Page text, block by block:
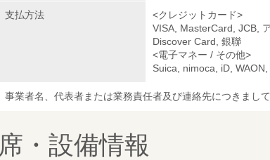
支払方法
<クレジットカード>
VISA, MasterCard, JCB,
Discover Card, 銀聯
<電子マネー / その他>
Suica, nimoca, iD,
事業者名、代表者または業務責任者及び連絡先につきまし
席・設備情報